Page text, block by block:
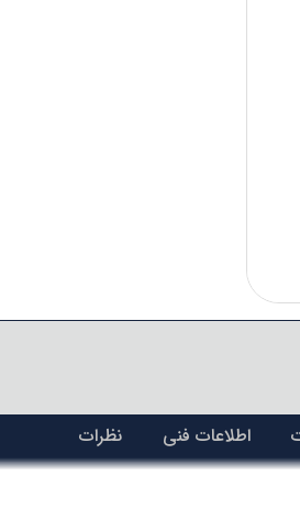
اطلاعات فنی نظرات